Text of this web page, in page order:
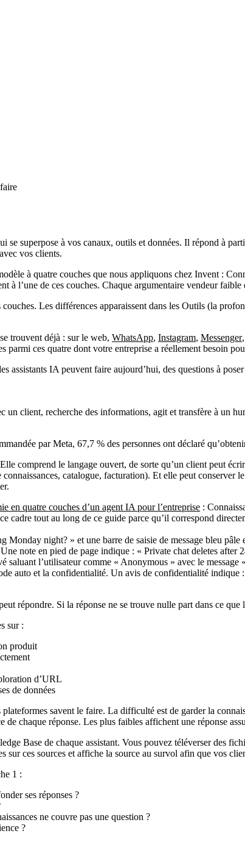
se superpose à vos canaux, outils et données. Il répond à
vos clients.
à quatre couches que nous appliquons chez Invent :
à l’une de ces couches. Chaque argumentaire vendeur faible
Les différences apparaissent dans les Outils (la
trouvent déjà : sur le web, WhatsApp, Instagram, Messenger,
parmi ces quatre dont votre entreprise a réellement besoin
assistants IA peuvent faire aujourd’hui, des questions à
client, recherche des informations, agit et transfère à un
par Meta, 67,7 % des personnes ont déclaré
comprend le langage ouvert, de sorte qu’un client peut
catalogue, facturation). Et elle peut conserver
en quatre couches d’un agent IA pour l’entreprise :
cadre tout au long de ce guide parce qu’il correspond
saluant l’utilisateur comme « Anonymous » avec le
auto et la confidentialité. Un avis de confidentialité indique
répondre. Si la réponse ne se trouve nulle part dans ce
sur :
produit
d’URL
de données
savent le faire. La difficulté est de garder la
chaque réponse. Les plus faibles affichent une réponse
Base de chaque assistant. Vous pouvez téléverser des
sur ces sources et affiche la source au survol afin que vos
1 :
ses réponses ?
ne couvre pas une question ?
?